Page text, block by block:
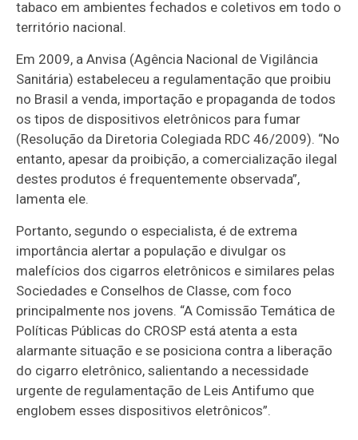
tabaco em ambientes fechados e coletivos em todo o
território nacional.
Em 2009, a Anvisa (Agência Nacional de Vigilância
Sanitária) estabeleceu a regulamentação que proibiu
no Brasil a venda, importação e propaganda de todos
os tipos de dispositivos eletrônicos para fumar
(Resolução da Diretoria Colegiada RDC 46/2009). “No
entanto, apesar da proibição, a comercialização ilegal
destes produtos é frequentemente observada”,
lamenta ele.
Portanto, segundo o especialista, é de extrema
importância alertar a população e divulgar os
malefícios dos cigarros eletrônicos e similares pelas
Sociedades e Conselhos de Classe, com foco
principalmente nos jovens. “A Comissão Temática de
Políticas Públicas do CROSP está atenta a esta
alarmante situação e se posiciona contra a liberação
do cigarro eletrônico, salientando a necessidade
urgente de regulamentação de Leis Antifumo que
englobem esses dispositivos eletrônicos”.